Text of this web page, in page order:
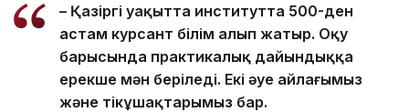
– Қазіргі уақытта институтта 500-ден
астам курсант білім алып жатыр. Оқу
барысында практикалық дайындыққа
ерекше мән беріледі. Екі әуе айлағымыз
және тікұшақтарымыз бар.